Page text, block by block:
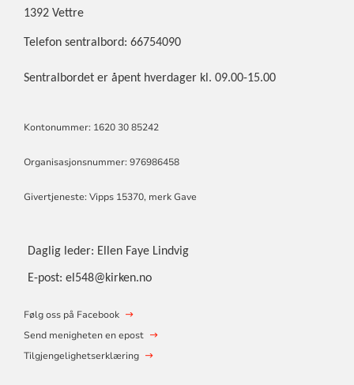
1392 Vettre
Telefon sentralbord: 66754090
Sentralbordet er åpent hverdager kl. 09.00-15.00
Kontonummer: 1620 30 85242
Organisasjonsnummer: 976986458
Givertjeneste: Vipps 15370, merk Gave
Daglig leder: Ellen Faye Lindvig
E-post: el548@kirken.no
Følg oss på Facebook
Send menigheten en epost
Tilgjengelighetserklæring